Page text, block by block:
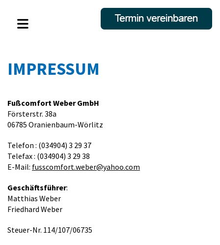
IMPRESSUM
Fußcomfort Weber GmbH
Försterstr. 38a
06785 Oranienbaum-Wörlitz
Telefon : (034904) 3 29 37
Telefax: (034904) 3 29 38
E-Mail: fusscomfort.weber@yahoo.com
Geschäftsführer:
Matthias Weber
Friedhard Weber
Steuer-Nr. 114/107/06735